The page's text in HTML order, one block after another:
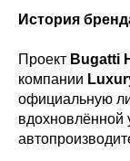
История
Проект Bugatti
компании
официальную
вдохновлённой